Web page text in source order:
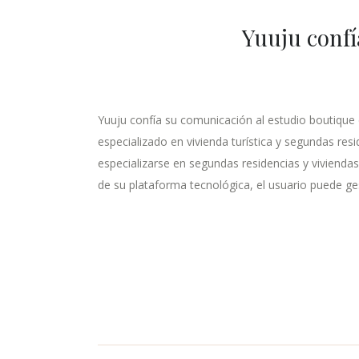
Yuuju
Yuuju confía su comunicación al estudio
especializado en vivienda turística y segundas
especializarse en segundas residencias y
de su plataforma tecnológica, el usuario puede